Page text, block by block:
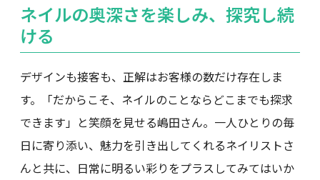
ネイルの奥深さを楽しみ、探究し続
ける
デザインも接客も、正解はお客様の数だけ存在しま
す。「だからこそ、ネイルのことならどこまでも探求
できます」と笑顔を見せる嶋田さん。一人ひとりの毎
日に寄り添い、魅力を引き出してくれるネイリストさ
んと共に、日常に明るい彩りをプラスしてみてはいか